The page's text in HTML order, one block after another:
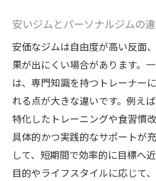
日立市ジムの選択肢を
の工夫
パーソナルジムで美し
実現するコツ
個別指導で無理なくウエス
日立パーソナルジムの
エストケア
ウエスト引き締めはパ
安いジムとパーソナルジムの
安価なジムは自由度が高い反面
果が出にくい場合があります。
は、専門知識を持つトレーナー
れる点が大きな違いです。例え
特化したトレーニングや食習慣
具体的かつ実践的なサポートが
して、短期間で効率的に目標へ
目的やライフスタイルに応じて